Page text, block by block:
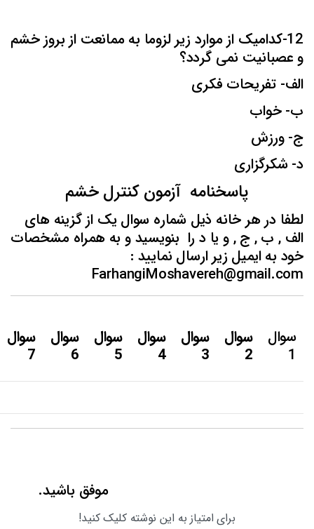
12-کدامیک از موارد زیر لزوما به ممانعت از بروز خشم
و عصبانیت نمی گردد؟
الف- تفریحات فکری
ب- خواب
ج- ورزش
د- شکرگزاری
پاسخنامه آزمون کنترل خشم
لطفا در هر خانه ذیل شماره سوال یک از گزینه های
الف , ب , ج , و یا د را بنویسید و به همراه مشخصات
خود به ایمیل زیر ارسال نمایید :
FarhangiMoshavereh@gmail.com
سوال
1
سوال
2
سوال
3
سوال
4
سوال
5
سوال
6
سوال
7
موفق باشید.
برای امتیاز به این نوشته کلیک کنید!